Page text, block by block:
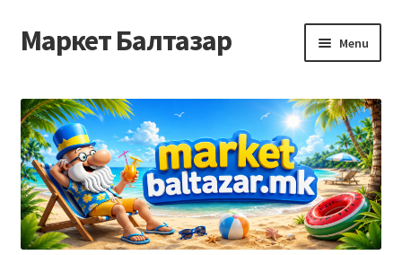
Skip
to
Skip
to
Маркет Балтазар Menu
Checkout
Homepage
Privacy Policy